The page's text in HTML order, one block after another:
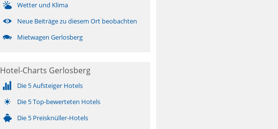
Wetter und Klima
Neue Beiträge zu diesem Ort beobachten
Mietwagen Gerlosberg
Hotel-Charts Gerlosberg
Die 5 Aufsteiger Hotels
Die 5 Top-bewerteten Hotels
Die 5 Preisknüller-Hotels